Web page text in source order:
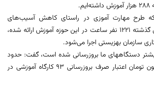
طرح مهارت آموزی در راستای کاهش آسیب‌های
اجتماعی است که سال گذشته 1221 نفر ساعت در این حوزه آموزش ارائه شده،
سازمان بهزیستی اجرا می‌شود.
دستگاههای ما بروزرسانی شده است، گفت: حدود
یک میلیارد و 100 میلیون تومان اعتبار صرف بروزرسانی 93 کارگاه آموزشی در